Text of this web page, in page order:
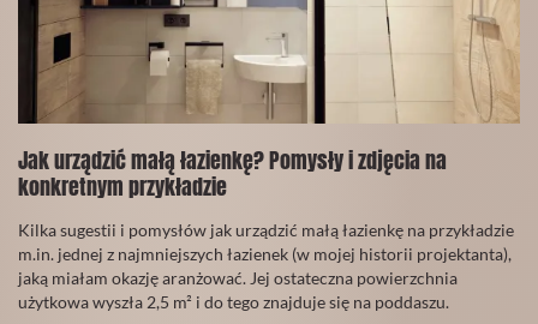
Jak urządzić małą łazienkę? Pomysły i zdjęcia na
konkretnym przykładzie
Grudzień
2019
Kilka sugestii i pomysłów jak urządzić małą łazienkę na przykładzie
m.in. jednej z najmniejszych łazienek (w mojej historii projektanta),
jaką miałam okazję aranżować. Jej ostateczna powierzchnia
użytkowa wyszła 2,5 m² i do tego znajduje się na poddaszu.